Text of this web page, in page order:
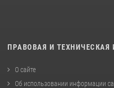
ПРАВОВАЯ И
О сайте
Об использовании информации